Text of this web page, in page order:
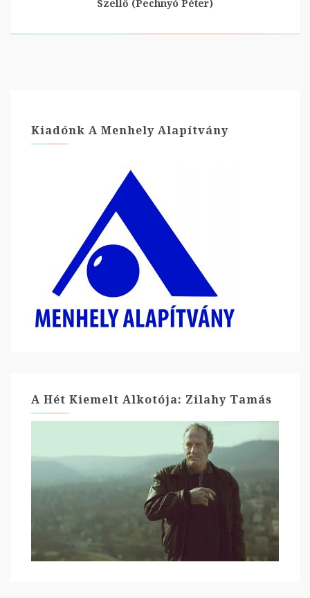
Szellő (Pechnyó Péter)
Kiadónk A Menhely Alapítvány
A Hét Kiemelt Alkotója: Zilahy Tamás